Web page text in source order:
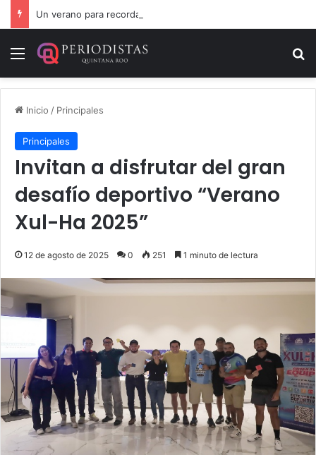
Menú
Inicio / Principales
Principales
Invitan a disfrutar del gran
desafío deportivo “Verano
Xul-Ha 2025”
12 de agosto de 2025 0 251 1 minuto de lectura